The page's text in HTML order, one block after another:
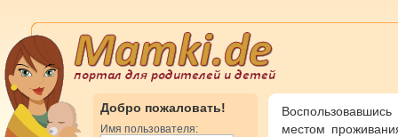
Добро пожаловать!
Имя пользователя:
местом